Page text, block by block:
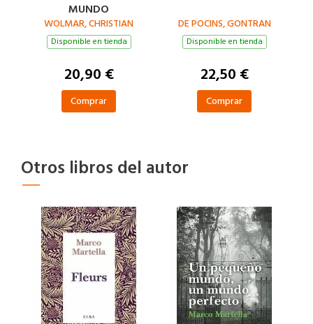
MUNDO
WOLMAR, CHRISTIAN
Disponible en tienda
20,90 €
Comprar
DE POCINS, GONTRAN
Disponible en tienda
22,50 €
Comprar
Otros libros del autor